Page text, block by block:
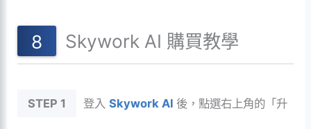
Skywork AI 購買教學
STEP 1 登入Skywork AI後，點選右上角的「升